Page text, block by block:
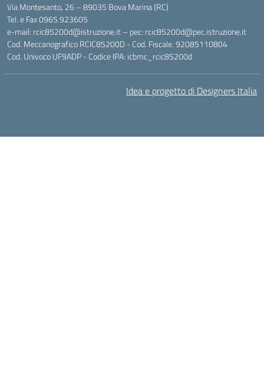
Via Montesanto, 26 – 89035 Bova Marina (RC)
Tel. e Fax 0965.923605
e-mail: rcic85200d@istruzione.it – pec: rcic85200d@pec.istruzione.it
Cod. Meccanografico RCIC85200D - Cod. Fiscale. 92085110804
Cod. Univoco UF9ADP - Codice IPA: icbmc_rcic85200d
Idea e progetto di Designers Italia